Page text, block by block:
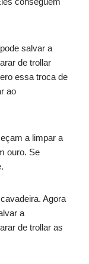
salvar a
de trollar
essa troca de
ao
a limpar a
ouro. Se
Agora
a
de trollar as